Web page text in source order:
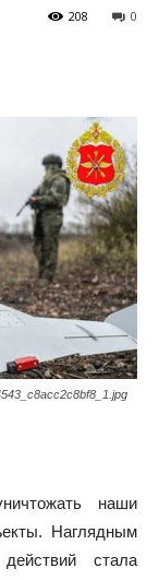
0
208
наши
Наглядным
стала